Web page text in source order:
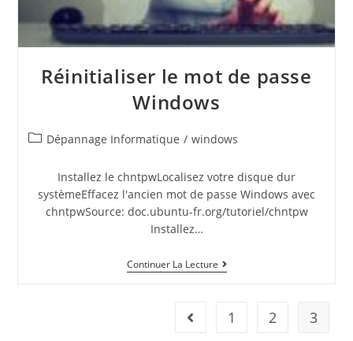
Réinitialiser le mot de passe
Windows
Dépannage Informatique / windows
Installez le chntpwLocalisez votre disque dur
systèmeEffacez l'ancien mot de passe Windows avec
chntpwSource: doc.ubuntu-fr.org/tutoriel/chntpw
Installez…
Continuer La Lecture
1 2 3